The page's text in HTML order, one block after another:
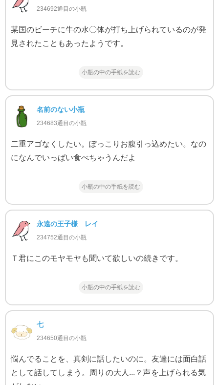
234692通目の小瓶
某国のビーチに牛の水〇体が打ち上げられているのが発
見されたこともあったようです。
小瓶の中の手紙を読む
名前のない小瓶
234683通目の小瓶
二重アゴなくしたい。ぽっこりお腹引っ込めたい。なの
になんでいっぱい食べちゃうんだよ
小瓶の中の手紙を読む
永遠の王子様 レイ
234752通目の小瓶
Ｔ君にこのモヤモヤも聞いて欲しいの続きです。
小瓶の中の手紙を読む
七
234650通目の小瓶
悩んでることを、真剣に話したいのに。友達には面白話
として話してしまう。周りの大人...？声を上げられる気